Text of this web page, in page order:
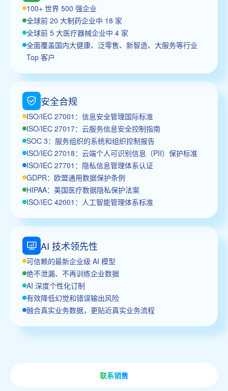
100+ 世界 500 强企业
全球前 20 大制药企业中 18 家
全球前 5 大医疗器械企业中 4 家
全面覆盖国内大健康、泛零售、新智造、大服务等行业
Top 客户
安全合规
ISO/IEC 27001：信息安全管理国际标准
ISO/IEC 27017：云服务信息安全控制指南
SOC 3：服务组织的系统和组织控制报告
ISO/IEC 27018：云端个人可识别信息（PII）保护标准
ISO/IEC 27701：隐私信息管理体系认证
GDPR：欧盟通用数据保护条例
HIPAA：美国医疗数据隐私保护法案
ISO/IEC 42001：人工智能管理体系标准
AI 技术领先性
可信赖的最新企业级 AI 模型
绝不泄漏、不再训练企业数据
AI 深度个性化订制
有效降低幻觉和错误输出风险
融合真实业务数据，更贴近真实业务流程
联系销售